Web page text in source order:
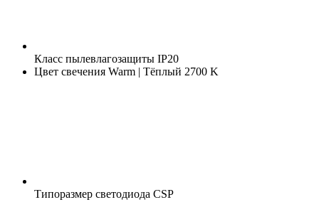
Класс пылевлагозащиты IP20
Цвет свечения Warm | Тёплый 2700 K
Типоразмер светодиода CSP